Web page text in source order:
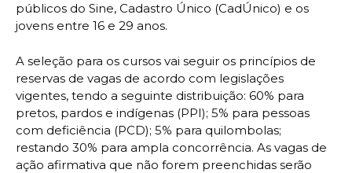
públicos do Sine, Cadastro Único (CadÚnico) e os
jovens entre 16 e 29 anos.
A seleção para os cursos vai seguir os princípios de
reservas de vagas de acordo com legislações
vigentes, tendo a seguinte distribuição: 60% para
pretos, pardos e indígenas (PPI); 5% para pessoas
com deficiência (PCD); 5% para quilombolas;
restando 30% para ampla concorrência. As vagas de
ação afirmativa que não forem preenchidas serão